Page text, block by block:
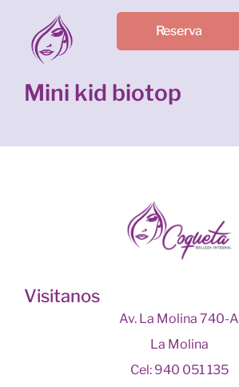
Reserva
Mini kid biotop
Visitanos
Av. La Molina 740-A
La Molina
Cel: 940 051 135